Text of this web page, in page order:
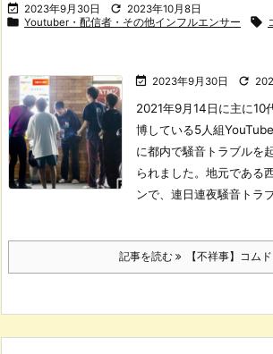
 2023年9月30日  2023年10月8日
 Youtuber・配信者・その他インフルエンサー 
 2023年9月30日 
2021年9月14日に主に10
博している5人組
に都内で騒音トラブルを
られました。 地元である
ンで、連日連夜騒音トラ
記事を読む 【不祥事】コムド